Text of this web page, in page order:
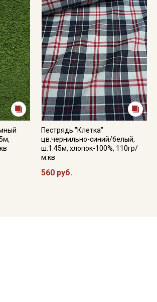
Пестрядь "Клетка"
цв.чернильно-синий/белый,
ш.1.45м, хлопок-100%, 110гр/
м.кв
560 руб.